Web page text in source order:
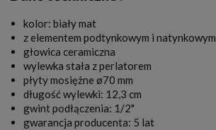
kolor: biały mat
z elementem podtynkowym i natynkowym
głowica ceramiczna
wylewka stała z perlatorem
płyty mosiężne ø70 mm
długość wylewki: 12,3 cm
gwint podłączenia: 1/2"
gwarancja producenta: 5 lat